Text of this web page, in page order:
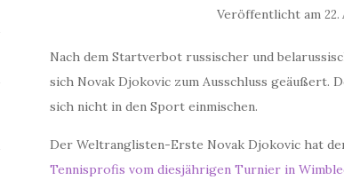
Veröffentlicht am 22.
Nach dem Startverbot russischer und
sich Novak Djokovic zum Ausschluss geäußert.
sich nicht in den Sport einmischen.
Der Weltranglisten-Erste Novak Djokovic hat
Tennisprofis vom diesjährigen Turnier in